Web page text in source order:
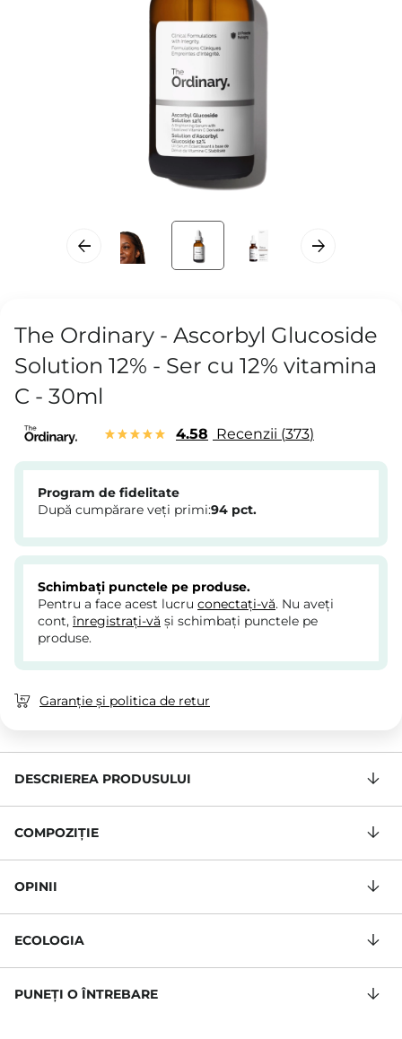
The Ordinary - Ascorbyl Glucoside
Solution 12% - Ser cu 12% vitamina
C - 30ml
4.58 Recenzii 373
Program de fidelitate
După cumpărare veți primi:94 pct.
Schimbați punctele pe produse.
Pentru a face acest lucru conectați-vă. Nu aveți
cont, înregistrați-vă și schimbați punctele pe
produse.
Garanție și politica de retur
DESCRIEREA PRODUSULUI
COMPOZIŢIE
OPINII
ECOLOGIA
PUNEȚI O ÎNTREBARE